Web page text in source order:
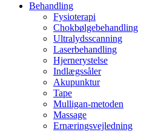
Behandling
Fysioterapi
Chokbølgebehandling
Ultralydsscanning
Laserbehandling
Hjernerystelse
Indlægssåler
Akupunktur
Tape
Mulligan-metoden
Massage
Ernæringsvejledning